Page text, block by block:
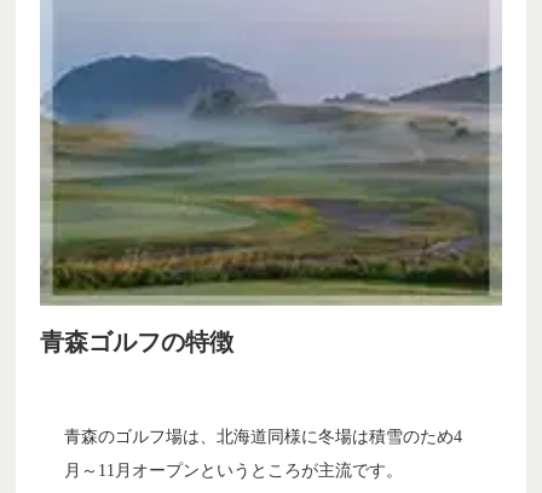
青森ゴルフの特徴
青森のゴルフ場は、北海道同様に冬場は積雪のため4
月～11月オープンというところが主流です。